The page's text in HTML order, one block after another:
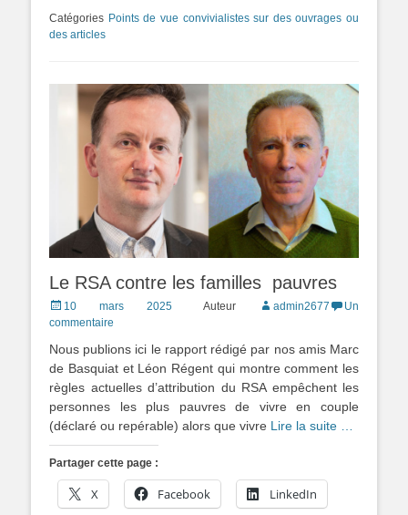
Catégories Points de vue convivialistes sur des ouvrages ou
des articles
Le RSA contre les familles pauvres
Posted
on
10 mars 2025 Auteur admin2677
Un
commentaire
Nous publions ici le rapport rédigé par nos amis Marc
de Basquiat et Léon Régent qui montre comment les
règles actuelles d’attribution du RSA empêchent les
personnes les plus pauvres de vivre en couple
(déclaré ou repérable) alors que vivre Lire la suite …
Partager cette page :
X Facebook LinkedIn